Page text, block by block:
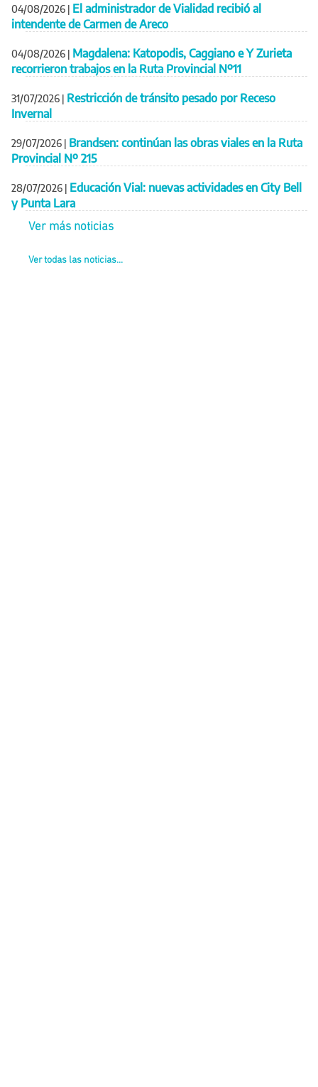
04/08/2026 | El administrador de Vialidad recibió al
intendente de Carmen de Areco
04/08/2026 | Magdalena: Katopodis, Caggiano e Y Zurieta
recorrieron trabajos en la Ruta Provincial Nº11
31/07/2026 | Restricción de tránsito pesado por Receso
Invernal
29/07/2026 | Brandsen: continúan las obras viales en la Ruta
Provincial Nº 215
28/07/2026 | Educación Vial: nuevas actividades en City Bell
y Punta Lara
Ver más noticias
Ver todas las noticias...